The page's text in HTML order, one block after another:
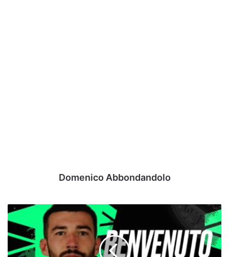
Domenico Abbondandolo
Ufficiale
-
Avellino:
preso
il